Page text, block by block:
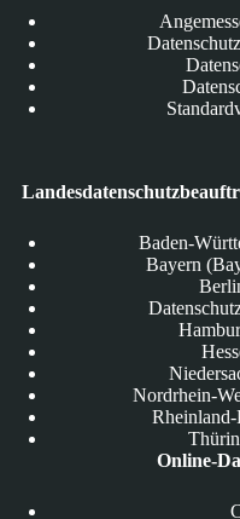
Baden-
Bayern
Nordrhein-
Online-